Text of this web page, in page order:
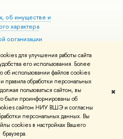
для улучшения работы сайта
его использования. Более
использовании файлов cookies
правила обработки персональных
пользоваться сайтом, вы
были проинформированы об
сайтом НИУ ВШЭ и согласны
персональных данных. Вы
cookies в настройках Вашего
браузера.
✖
об имуществе и
характера
организации
здоровья
и контакты Условия использования
Карта сайта
вШколе дизайна НИУ ВШЭ